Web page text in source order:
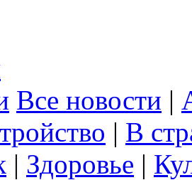
Все новости |
| В
| Здоровье |